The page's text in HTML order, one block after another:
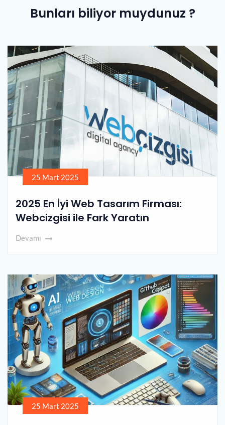
Bunları biliyor muydunuz ?
25 Mart 2025
2025 En İyi Web Tasarım Firması:
Webcizgisi ile Fark Yaratın
Devamı
25 Mart 2025